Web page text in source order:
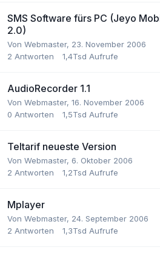
SMS Software fürs PC (Jeyo
2.0)
Von Webmaster, 23. November 2006
2 Antworten 1,4Tsd Aufrufe
AudioRecorder 1.1
Von Webmaster, 16. November 2006
0 Antworten 1,5Tsd Aufrufe
Teltarif neueste Version
Von Webmaster, 6. Oktober 2006
2 Antworten 1,2Tsd Aufrufe
Mplayer
Von Webmaster, 24. September 2006
2 Antworten 1,3Tsd Aufrufe